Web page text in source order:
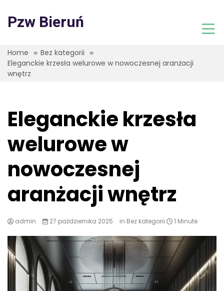
content
Pzw Bieruń
Home
Bez kategorii
Eleganckie krzesła welurowe w nowoczesnej aranżacji
wnętrz
Eleganckie krzesła
welurowe w
nowoczesnej
aranżacji wnętrz
admin 27 października 2025 in Bez kategorii 1 Minute